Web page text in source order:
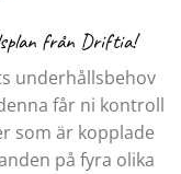
från Driftia!
underhållsbehov
får ni kontroll
som är kopplade
på fyra olika